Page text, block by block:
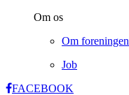
Om os
Om foreningen
Job
FACEBOOK